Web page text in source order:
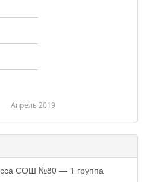
Апрель 2019
СОШ №80 — 1 группа